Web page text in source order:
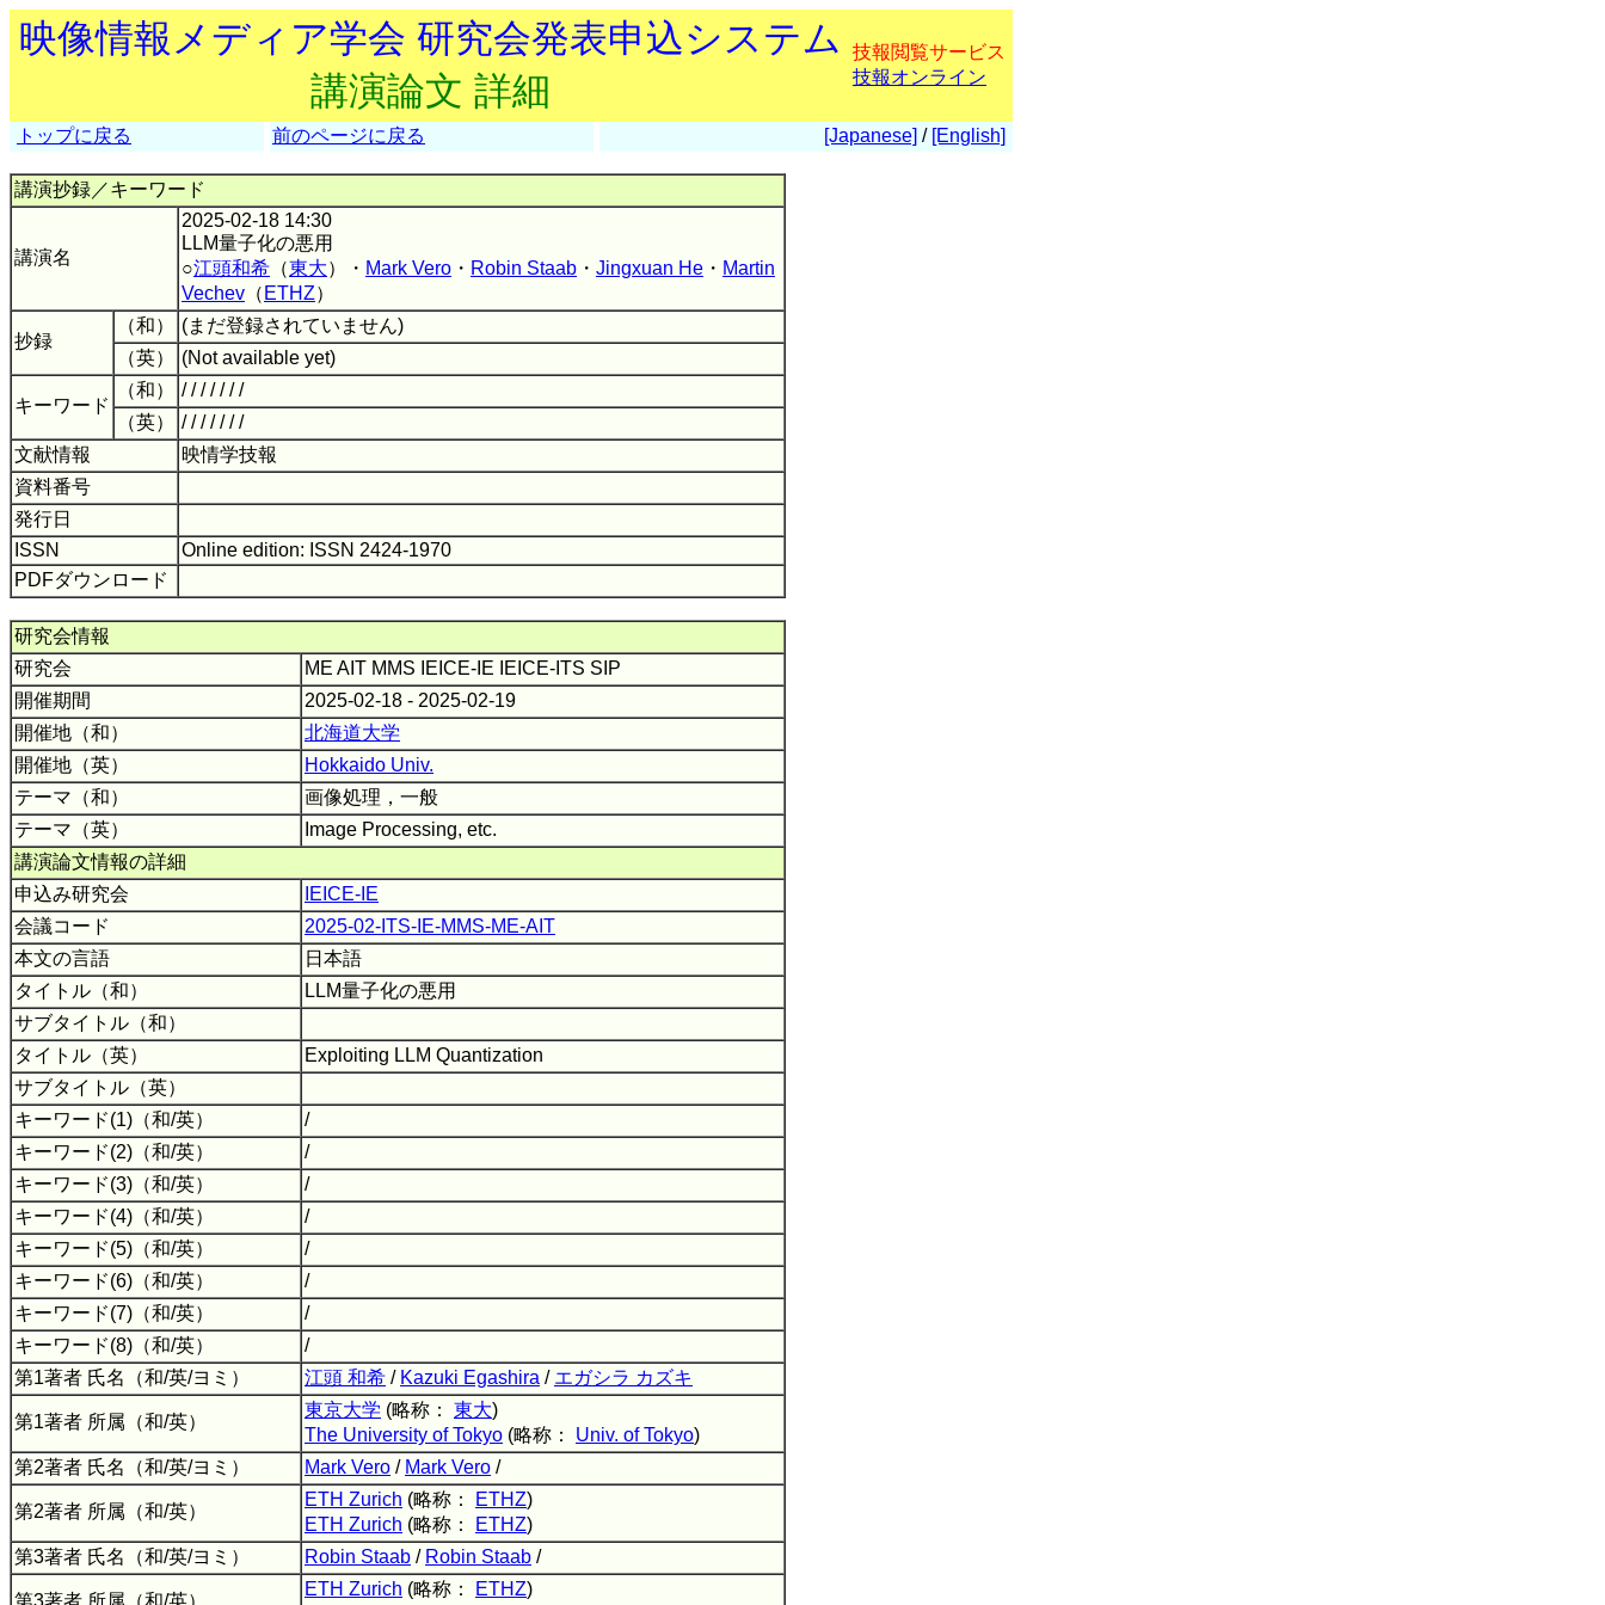
映像情報メディア学会 研究会発表申込システム
講演論文 詳細
技報閲覧サービス
技報オンライン
トップに戻る 前のページに戻る [Japanese] / [English]
講演抄録／キーワード
講演名
2025-02-18 14:30
LLM量子化の悪用
○江頭和希 （東大）・ Mark Vero ・ Robin Staab ・ Jingxuan He ・ Martin
Vechev （ ETHZ）
抄録
（和）
(まだ登録されていません)
（英）
(Not available yet)
キーワード
（和）
/ / / / / / /
（英）
/ / / / / / /
文献情報
映情学技報
資料番号
発行日
ISSN
Online edition: ISSN 2424-1970
PDFダウンロード
研究会情報
研究会
ME AIT MMS IEICE-IE IEICE-ITS SIP
開催期間
2025-02-18 - 2025-02-19
開催地（和）
北海道大学
開催地（英）
Hokkaido Univ.
テーマ（和）
画像処理，一般
テーマ（英）
Image Processing, etc.
講演論文情報の詳細
申込み研究会
IEICE-IE
会議コード
2025-02-ITS-IE-MMS-ME-AIT
本文の言語
日本語
タイトル（和）
LLM量子化の悪用
サブタイトル（和）
タイトル（英）
Exploiting LLM Quantization
サブタイトル（英）
キーワード(1)（和/英）
/
キーワード(2)（和/英）
/
キーワード(3)（和/英）
/
キーワード(4)（和/英）
/
キーワード(5)（和/英）
/
キーワード(6)（和/英）
/
キーワード(7)（和/英）
/
キーワード(8)（和/英）
/
第1著者 氏名（和/英/ヨミ）
江頭 和希 / Kazuki Egashira / エガシラ カズキ
第1著者 所属（和/英）
東京大学 (略称： 東大)
The University of Tokyo (略称： Univ. of Tokyo)
第2著者 氏名（和/英/ヨミ）
Mark Vero / Mark Vero /
第2著者 所属（和/英）
ETH Zurich (略称： ETHZ)
ETH Zurich (略称： ETHZ)
第3著者 氏名（和/英/ヨミ）
Robin Staab / Robin Staab /
第3著者 所属（和/英）
ETH Zurich (略称： ETHZ)